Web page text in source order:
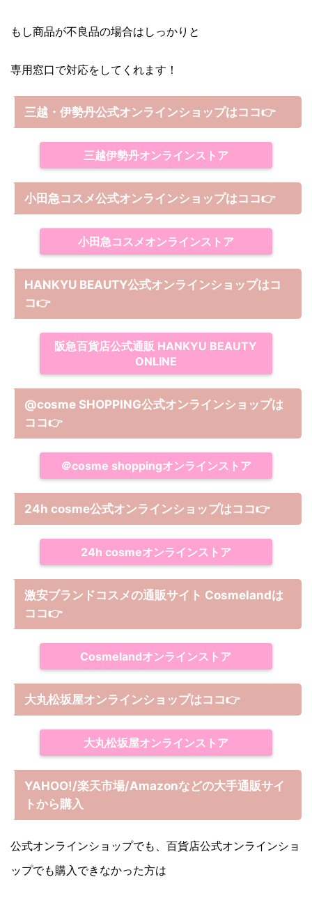
もし商品が不良品の場合はしっかりと
専用窓口で対応をしてくれます！
三越・伊勢丹公式オンラインショップはココ👉
三越伊勢丹オンラインストア
小田急コスメ公式オンラインショップはココ👉
小田急コスメオンラインストア
HANKYU BEAUTY公式オンラインショップはコ
コ👉
阪急百貨店公式通販 HANKYU BEAUTY
ONLINE
@cosme SHOPPING公式オンラインショップは
ココ👉
＠cosme shoppingオンラインストア
24h cosme公式オンラインショップはココ👉
24h cosmeオンラインストア
激安ブランドコスメの通販サイト Cosmelandは
ココ👉
Cosmelandオンラインストア
大丸松坂屋オンラインショップはココ👉
大丸松坂屋オンラインストア
YAHOO!/楽天市場/Amazonなどの大手通販サイ
トから購入
公式オンラインショップでも、百貨店公式オンラインショ
ップでも購入できなかった方は